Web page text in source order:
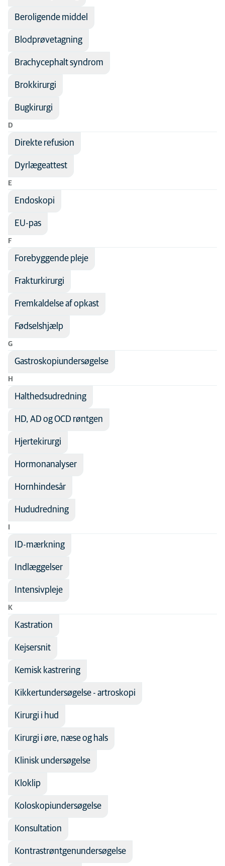
Mund og tænder
Ortopædi
Reproduktion
Sygepleje
Beroligende middel
Blodprøvetagning
Brachycephalt syndrom
Brokkirurgi
Bugkirurgi
D
Direkte refusion
Dyrlægeattest
E
Endoskopi
EU-pas
F
Forebyggende pleje
Frakturkirurgi
Fremkaldelse af opkast
Fødselshjælp
G
Gastroskopiundersøgelse
H
Halthedsudredning
HD, AD og OCD røntgen
Hjertekirurgi
Hormonanalyser
Hornhindesår
Hududredning
ID-mærkning
Indlæggelser
Intensivpleje
K
Kastration
Kejsersnit
Kemisk kastrering
Kikkertundersøgelse - artroskopi
Kirurgi i hud
Kirurgi i øre, næse og hals
Klinisk undersøgelse
Kloklip
Koloskopiundersøgelse
Konsultation
Kontrastrøntgenundersøgelse